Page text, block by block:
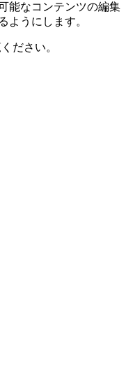
能なコンテンツの編集
ようにします。
ださい。